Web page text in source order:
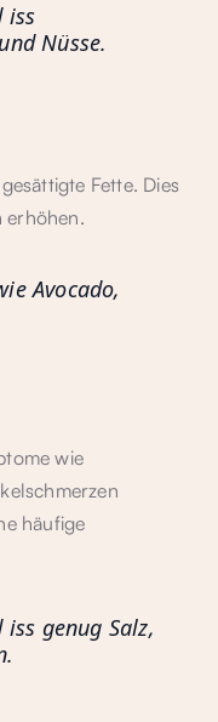
iss
Nüsse.
Fette. Dies
erhöhen.
Avocado,
wie
häufige
genug Salz,